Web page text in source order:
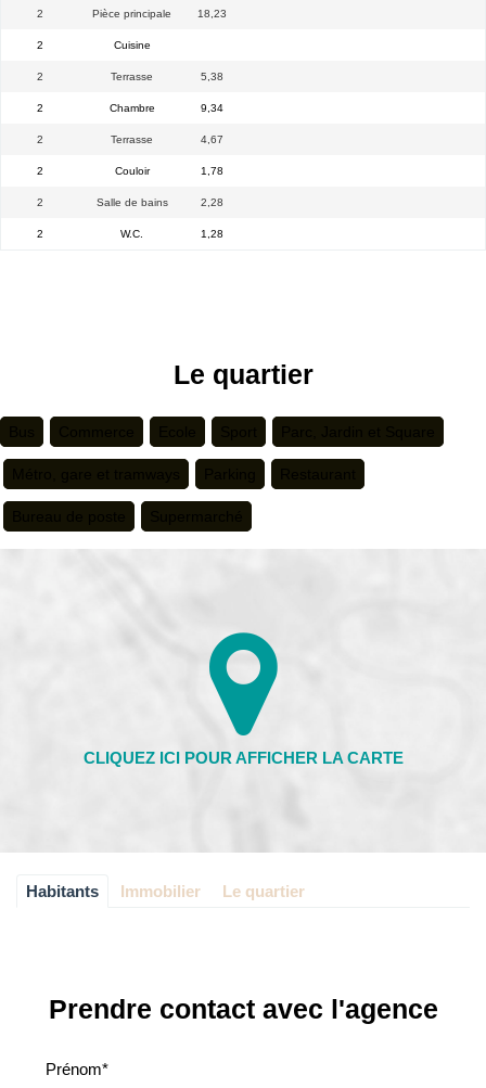
2 Pièce principale 18,23
2 Cuisine
2 Terrasse 5,38
2 Chambre 9,34
2 Terrasse 4,67
2 Couloir 1,78
2 Salle de bains 2,28
2 W.C. 1,28
Le quartier
Habitants Immobilier Le quartier
Prendre contact avec l'agence